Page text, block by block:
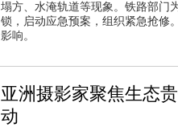
塌方、水淹轨道等现象。铁路部门
锁，启动应急预案，组织紧急抢修
影响。
亚洲摄影家聚焦生态
动